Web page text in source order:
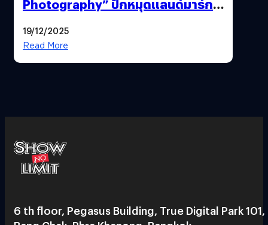
Photography” ปักหมุดแลนด์มาร์ก
19/12/2025
Read More
6 th floor, Pegasus Building, True Digital Park 101,